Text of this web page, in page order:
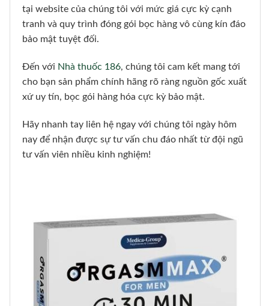
tại website của chúng tôi với mức giá cực kỳ cạnh
tranh và quy trình đóng gói bọc hàng vô cùng kín đáo
bảo mật tuyệt đối.
Đến với Nhà thuốc 186, chúng tôi cam kết mang tới
cho bạn sản phẩm chính hãng rõ ràng nguồn gốc xuất
xứ uy tín, bọc gói hàng hóa cực kỳ bảo mật.
Hãy nhanh tay liên hệ ngay với chúng tôi ngày hôm
nay để nhận được sự tư vấn chu đáo nhất từ đội ngũ
tư vấn viên nhiều kinh nghiệm!